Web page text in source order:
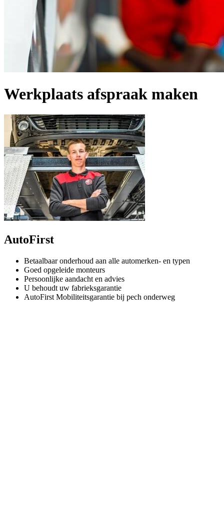
Werkplaats afspraak maken
AutoFirst
Betaalbaar onderhoud aan alle automerken- en typen
Goed opgeleide monteurs
Persoonlijke aandacht en advies
U behoudt uw fabrieksgarantie
AutoFirst Mobiliteitsgarantie bij pech onderweg